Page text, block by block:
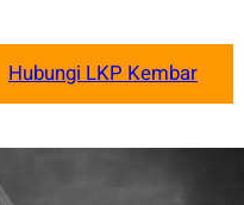
Hubungi LKP Kembar